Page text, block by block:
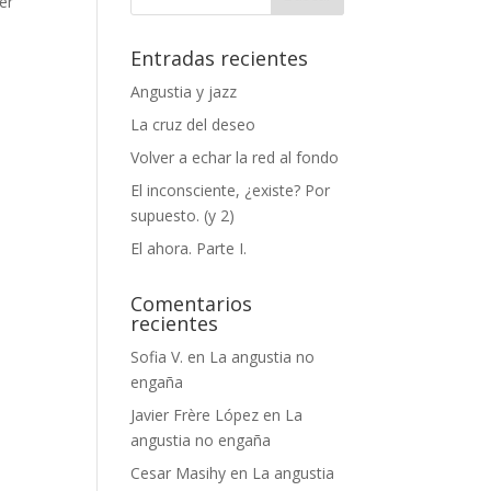
Entradas recientes
Angustia y jazz
La cruz del deseo
Volver a echar la red al fondo
El inconsciente, ¿existe? Por
supuesto. (y 2)
El ahora. Parte I.
Comentarios
recientes
Sofia V. en La angustia no
engaña
Javier Frère López en La
angustia no engaña
Cesar Masihy en La angustia